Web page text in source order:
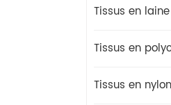
Tissus en
Tissus en
Tissus en